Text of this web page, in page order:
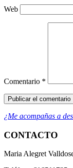
Web
Comentario *
¿Me acompañas a
CONTACTO
Maria Alegret